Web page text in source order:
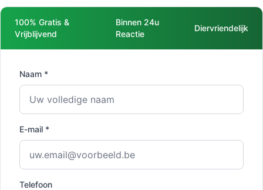
100% Gratis &
Vrijblijvend
Binnen 24u
Reactie
Diervriendelijk
Naam *
E-mail *
Telefoon